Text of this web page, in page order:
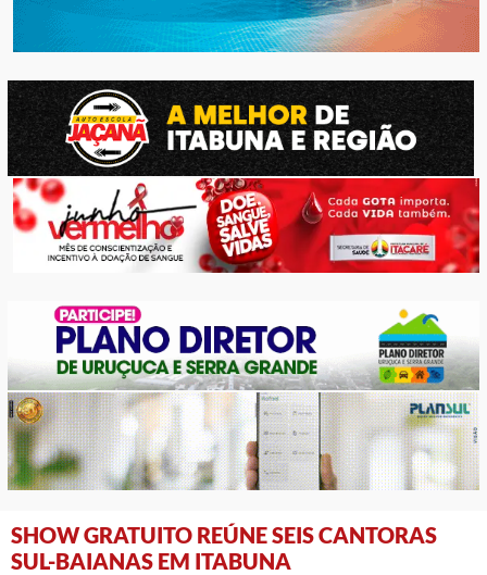
SHOW GRATUITO REÚNE SEIS CANTORAS
SUL-BAIANAS EM ITABUNA